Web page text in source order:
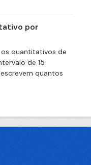
por
quantitativos de
de 15
quantos